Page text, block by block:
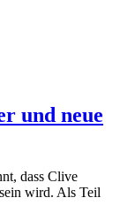
und neue
dass Clive
wird. Als Teil